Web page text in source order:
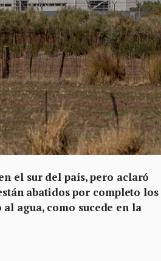
el sur del país, pero aclaró
abatidos por completo los
agua, como sucede en la